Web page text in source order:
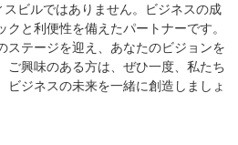
ビルではありません。ビジネスの成
と利便性を備えたパートナーです。
ステージを迎え、あなたのビジョンを
ご興味のある方は、ぜひ一度、私たち
ビジネスの未来を一緒に創造しましょ